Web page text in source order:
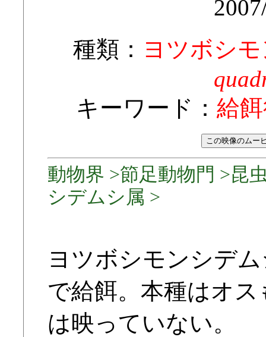
種類： ヨツボシ
キーワード： 給
動物界 >節足動物門 >昆
シデムシ属 >
ヨツボシモンシデ
で給餌。本種はオ
は映っていない。